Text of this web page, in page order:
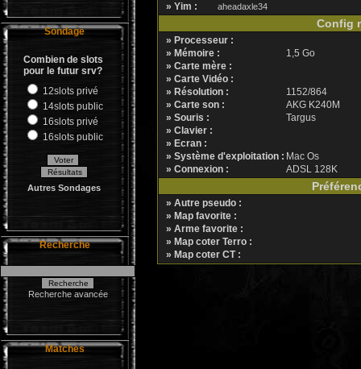
Sondage
Combien de slots
pour le futur srv?
12slots privé
14slots public
16slots privé
16slots public
Autres Sondages
Recherche
Recherche avancée
Matches
» Yim : aheadaxle34
Config
» Processeur :
» Mémoire :
1,5 Go
» Carte mère :
» Carte Vidéo :
» Résolution :
1152/864
» Carte son :
AKG K240M
» Souris :
Targus
» Clavier :
» Ecran :
» Système d'exploitation : Mac Os
» Connexion :
ADSL 128K
» Autre pseudo :
» Map favorite :
» Arme favorite :
» Map coter Terro :
» Map coter CT :